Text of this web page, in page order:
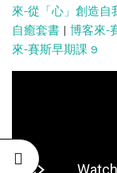
來-從「心」創造自
自癒套書 | 博客來-
來-賽斯早期課 9